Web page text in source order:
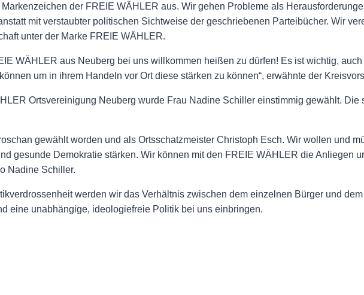
der FREIE WÄHLER aus. Wir gehen Probleme als
mit verstaubter politischen Sichtweise der geschriebenen Parteibücher. Wir
unter der Marke FREIE WÄHLER.
WÄHLER aus Neuberg bei uns willkommen heißen zu dürfen! Es ist wichtig,
um in ihrem Handeln vor Ort diese stärken zu können“, erwähnte der
Ortsvereinigung Neuberg wurde Frau Nadine Schiller einstimmig gewählt. Die
gewählt worden und als Ortsschatzmeister Christoph Esch. Wir wollen und
gesunde Demokratie stärken. Wir können mit den FREIE WÄHLER die Anliegen
Nadine Schiller.
werden wir das Verhältnis zwischen dem einzelnen Bürger und
eine unabhängige, ideologiefreie Politik bei uns einbringen.